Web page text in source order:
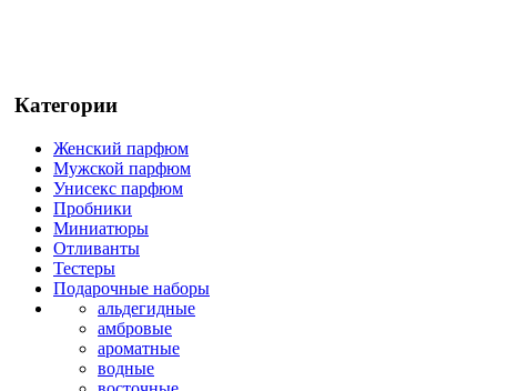
Категории
Женский парфюм
Мужской парфюм
Унисекс парфюм
Пробники
Миниатюры
Отливанты
Тестеры
Подарочные наборы
альдегидные
амбровые
ароматные
водные